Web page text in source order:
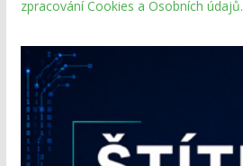
zpracování Cookies a Osobních údajů.